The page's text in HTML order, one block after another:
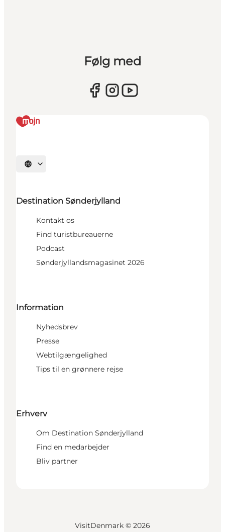
Følg med
Vælg sprog
Destination Sønderjylland
Kontakt os
Find turistbureauerne
Podcast
Sønderjyllandsmagasinet 2026
Information
Nyhedsbrev
Presse
Webtilgængelighed
Tips til en grønnere rejse
Erhverv
Om Destination Sønderjylland
Find en medarbejder
Bliv partner
VisitDenmark © 2026